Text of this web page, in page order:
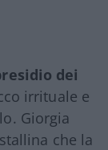
dei
irrituale e
Giorgia
che la